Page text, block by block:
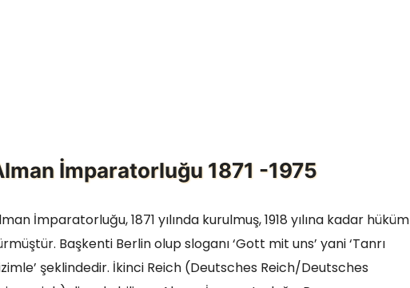
İmparatorluğu 1871 -1975
İmparatorluğu, 1871 yılında kurulmuş, 1918 yılına kadar hüküm
Başkenti Berlin olup sloganı ‘Gott mit uns’ yani ‘Tanrı
şeklindedir. İkinci Reich (Deutsches Reich/Deutsches